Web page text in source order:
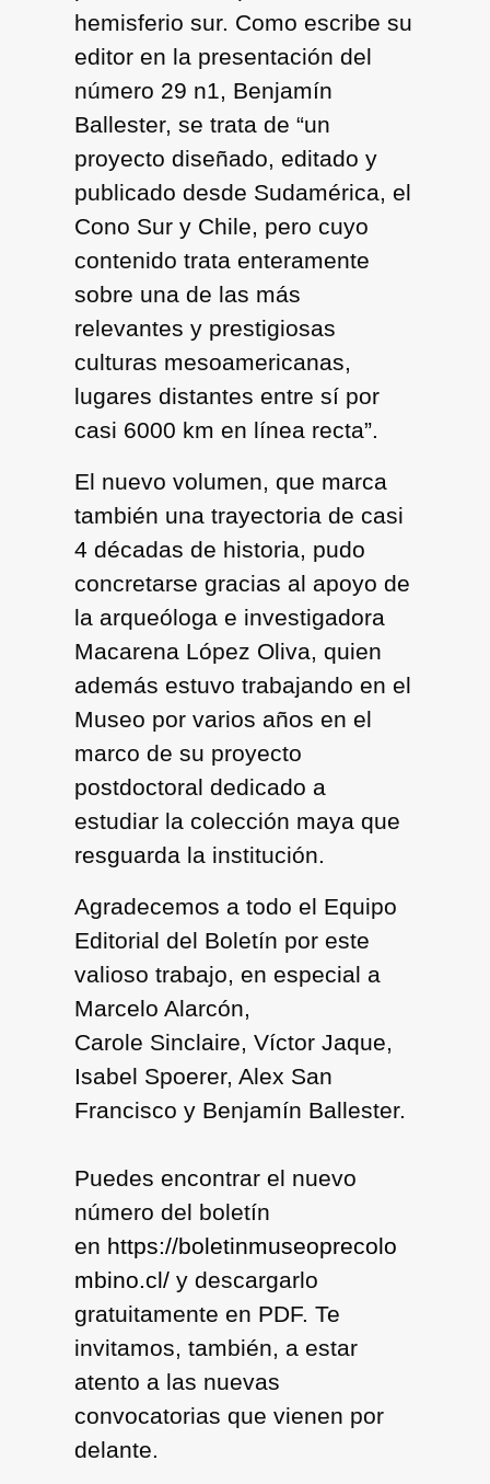
hemisferio sur. Como escribe su
editor en la presentación del
número 29 n1, Benjamín
Ballester, se trata de “un
proyecto diseñado, editado y
publicado desde Sudamérica, el
Cono Sur y Chile, pero cuyo
contenido trata enteramente
sobre una de las más
relevantes y prestigiosas
culturas mesoamericanas,
lugares distantes entre sí por
casi 6000 km en línea recta”.
El nuevo volumen, que marca
también una trayectoria de casi
4 décadas de historia, pudo
concretarse gracias al apoyo de
la arqueóloga e investigadora
Macarena López Oliva, quien
además estuvo trabajando en el
Museo por varios años en el
marco de su proyecto
postdoctoral dedicado a
estudiar la colección maya que
resguarda la institución.
Agradecemos a todo el Equipo
Editorial del Boletín por este
valioso trabajo, en especial a
Marcelo Alarcón,
Carole Sinclaire, Víctor Jaque,
Isabel Spoerer, Alex San
Francisco y Benjamín Ballester.
Puedes encontrar el nuevo
número del boletín
en https://boletinmuseoprecolo
mbino.cl/y descargarlo
gratuitamente en PDF. Te
invitamos, también, a estar
atento a las nuevas
convocatorias que vienen por
delante.